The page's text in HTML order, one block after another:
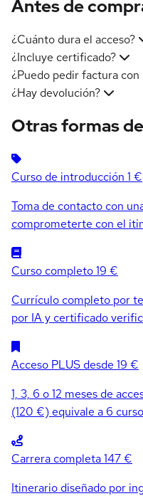
Antes de
¿Cuánto dura el acceso?
¿Incluye certificado?
¿Puedo pedir factura con
¿Hay devolución?
Otras formas
Curso de introducción 1 €
Toma de contacto con
comprometerte con el
Curso completo19 €
Currículo completo por
por IA y certificado
Acceso PLUS desde 19 €
1, 3, 6 o 12 meses de
(120 €) equivale a 6
Carrera completa147 €
Itinerario diseñado por